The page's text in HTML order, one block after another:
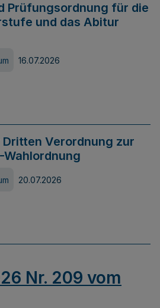
Prüfungsordnung für die
und das Abitur
16.07.2026
Verordnung zur
Wahlordnung
20.07.2026
Nr. 209 vom